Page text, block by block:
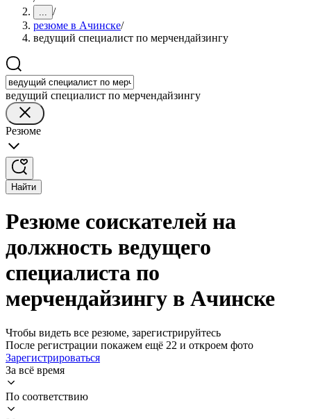
... /
резюме в Ачинске/
ведущий специалист по мерчендайзингу
ведущий специалист по мерчендайзингу
Резюме
Найти
Резюме соискателей на
должность ведущего
специалиста по
мерчендайзингу в Ачинске
Чтобы видеть все резюме, зарегистрируйтесь
После регистрации покажем ещё 22 и откроем фото
Зарегистрироваться
За всё время
По соответствию